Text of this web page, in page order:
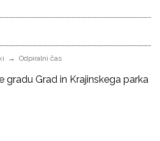
Odpiralni čas
gradu Grad in Krajinskega parka